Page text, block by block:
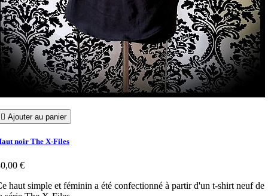
 Ajouter au panier
noir The X-Files
€
haut simple et féminin a été confectionné à partir d'un t-shirt neuf de